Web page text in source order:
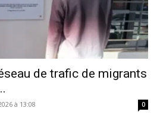
de trafic de migrants
à 13:08 0